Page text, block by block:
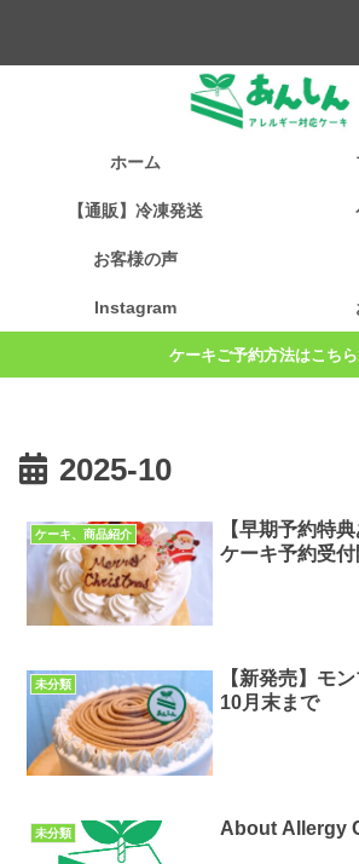
ホーム
【通販】冷凍発送
お客様の声
Instagram
ケーキご予約方法はこち
2025-10
ケーキ、商品紹介
【早期予約特
ケーキ予約受
未分類
【新発売】モ
10月末まで
未分類 About Allergy